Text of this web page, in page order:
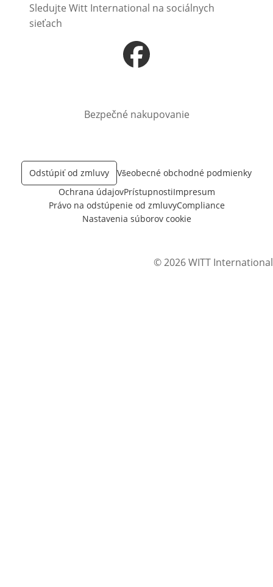
Sledujte Witt International na sociálnych
sieťach
Otvorí sa vnovom okne
Bezpečné nakupovanie
Odstúpiť od zmluvy
Všeobecné obchodné podmienky
Ochrana údajovPrístupnostiImpresum
Právo na odstúpenie od zmluvyCompliance
Nastavenia súborov cookie
© 2026 WITT International